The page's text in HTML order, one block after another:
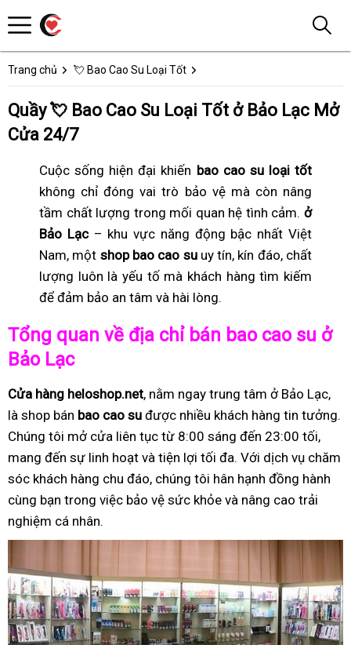
Trang chủ 💘 Bao Cao Su Loại Tốt
Quầy 💘 Bao Cao Su Loại Tốt ở Bảo Lạc Mở
Cửa 24/7
Cuộc sống hiện đại khiến bao cao su loại tốt
không chỉ đóng vai trò bảo vệ mà còn nâng
tầm chất lượng trong mối quan hệ tình cảm. ở
Bảo Lạc– khu vực năng động bậc nhất Việt
Nam, một shop bao cao suuy tín, kín đáo, chất
lượng luôn là yếu tố mà khách hàng tìm kiếm
để đảm bảo an tâm và hài lòng.
Tổng quan về địa chỉ bán bao cao su ở
Bảo Lạc
Cửa hàng heloshop.net, nằm ngay trung tâm ở Bảo Lạc,
là shop bán bao cao su được nhiều khách hàng tin tưởng.
Chúng tôi mở cửa liên tục từ 8:00 sáng đến 23:00 tối,
mang đến sự linh hoạt và tiện lợi tối đa. Với dịch vụ chăm
sóc khách hàng chu đáo, chúng tôi hân hạnh đồng hành
cùng bạn trong việc bảo vệ sức khỏe và nâng cao trải
nghiệm cá nhân.